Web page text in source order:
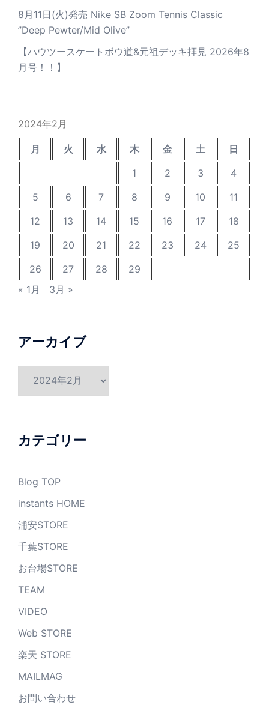
8月11日(火)発売 Nike SB Zoom Tennis Classic
”Deep Pewter/Mid Olive”
【ハウツースケートボウ道&元祖デッキ拝見 2026年8
月号！！】
2024年2月
月 火 水 木 金 土
日
1
2 3
4
5
6 7 8 9 10
11
12
13 14 15 16 17
18
19
20 21 22 23 24
25
26
27 28
29
« 1月
3月 »
アーカイブ
ブ
カテゴリー
Blog TOP
instants HOME
浦安STORE
千葉STORE
お台場STORE
TEAM
VIDEO
Web STORE
楽天 STORE
MAILMAG
お問い合わせ